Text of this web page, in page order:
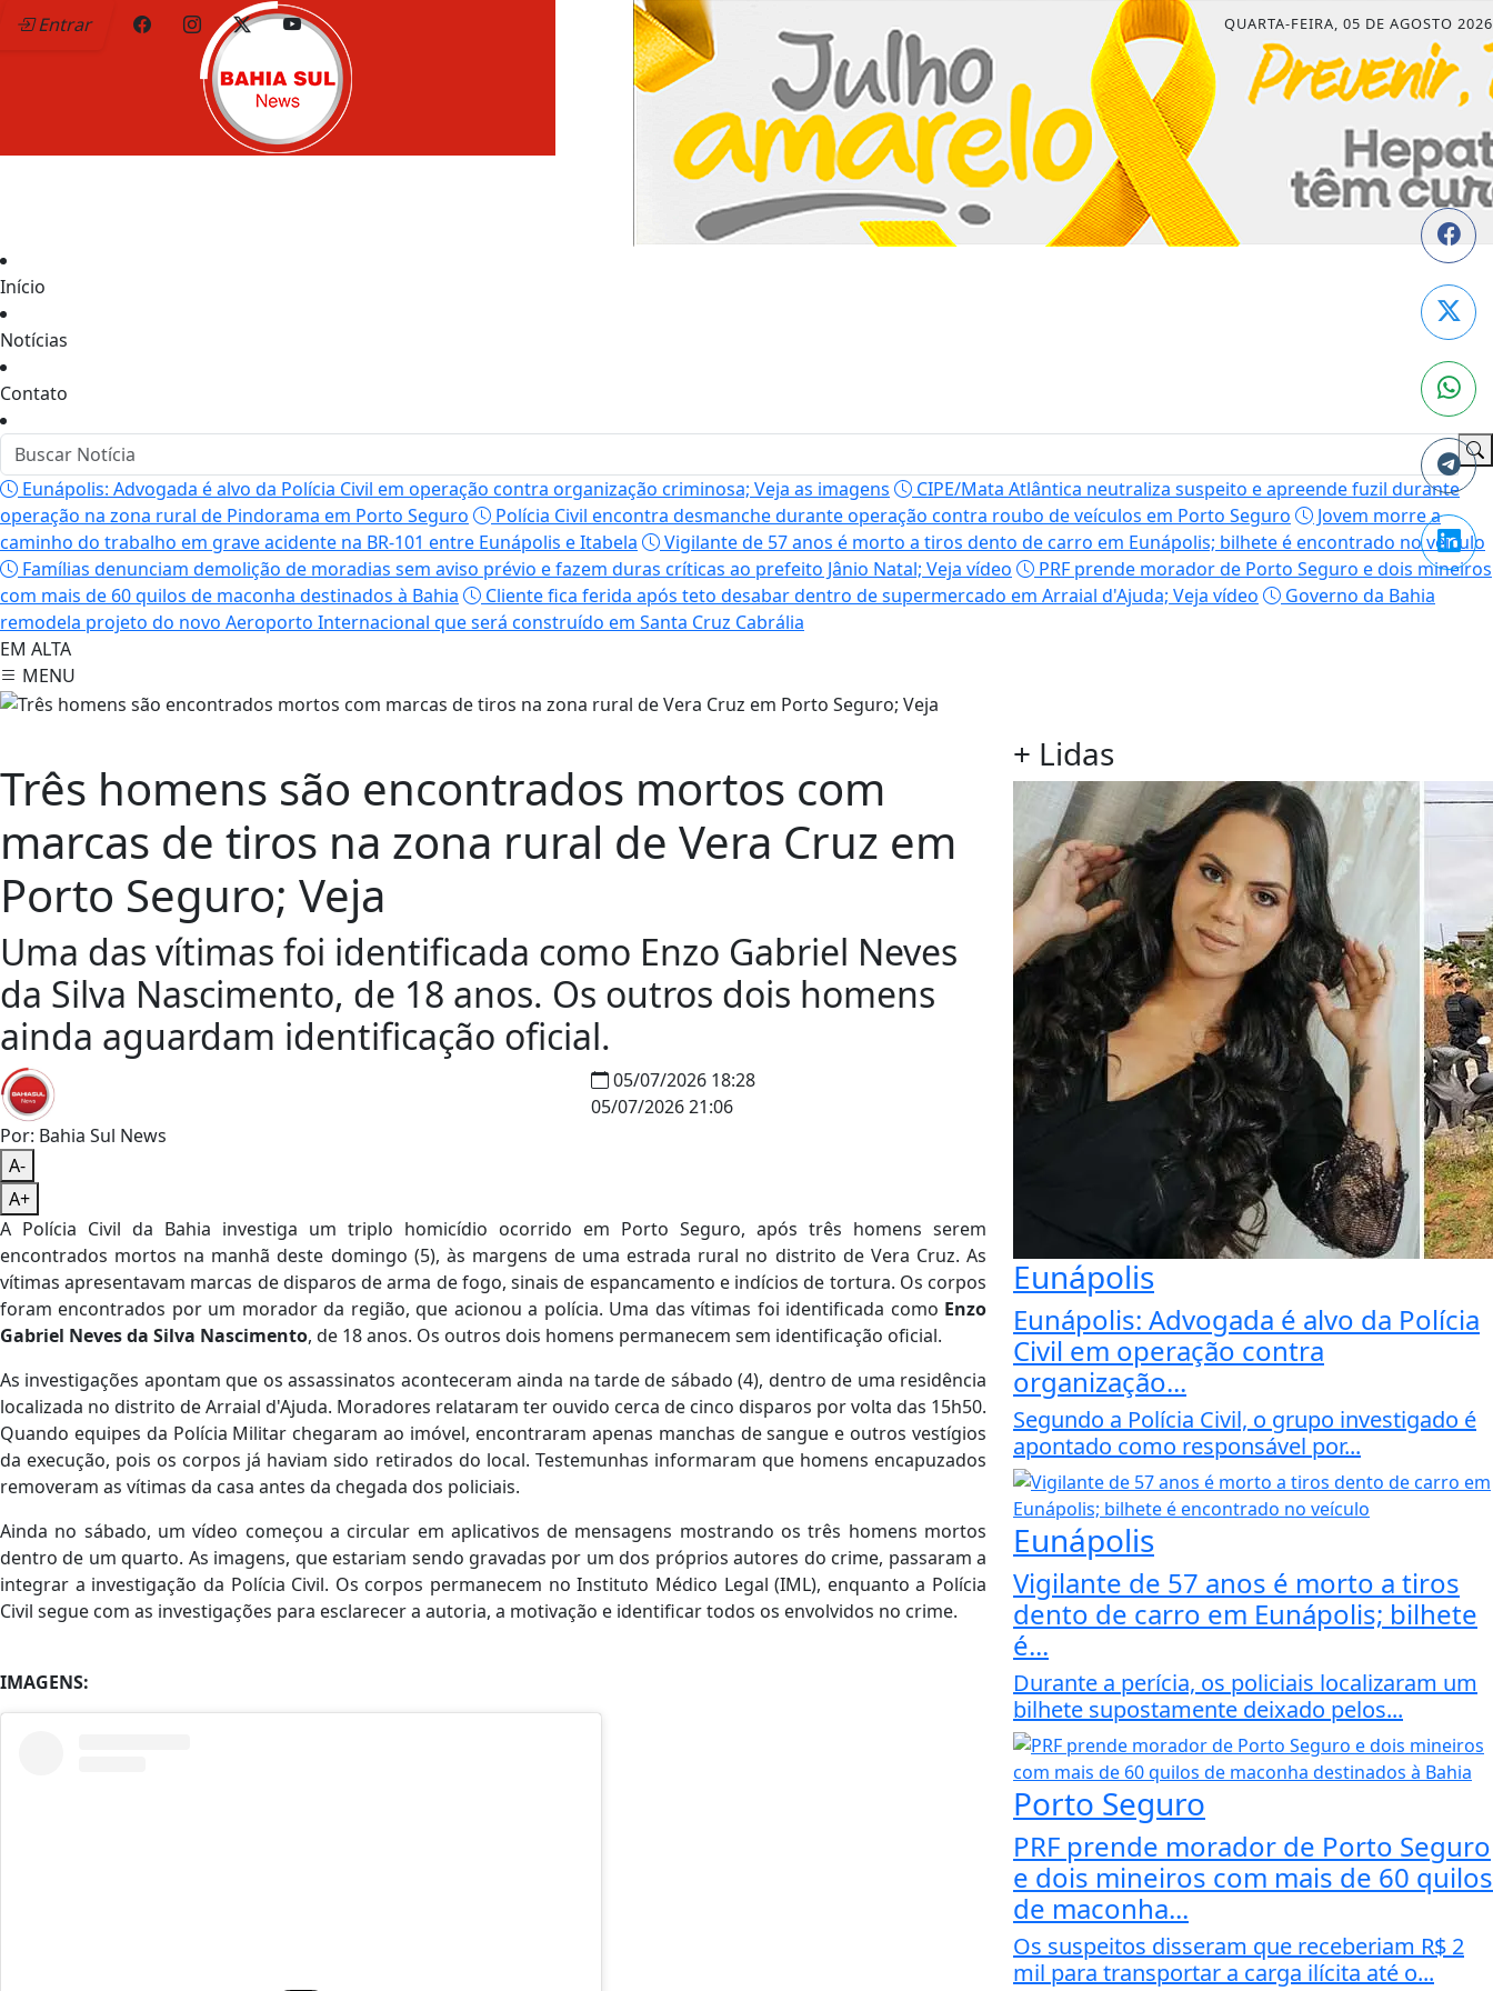
Entrar QUARTA-FEIRA, 05 DE AGOSTO 2026
Início
Notícias
Contato
Eunápolis: Advogada é alvo da Polícia Civil em operação contra organização criminosa; Veja as imagens
CIPE/Mata Atlântica neutraliza suspeito e apreende fuzil durante
operação na zona rural de Pindorama em Porto Seguro
Polícia Civil encontra desmanche durante operação contra roubo de veículos em Porto Seguro
Jovem morre a
caminho do trabalho em grave acidente na BR-101 entre Eunápolis e Itabela
Vigilante de 57 anos é morto a tiros dento de carro em Eunápolis; bilhete é encontrado no veículo
Famílias denunciam demolição de moradias sem aviso prévio e fazem duras críticas ao prefeito Jânio Natal; Veja vídeo
PRF prende morador de Porto Seguro e dois mineiros
com mais de 60 quilos de maconha destinados à Bahia
Cliente fica ferida após teto desabar dentro de supermercado em Arraial d'Ajuda; Veja vídeo
Governo da Bahia
remodela projeto do novo Aeroporto Internacional que será construído em Santa Cruz Cabrália
EM ALTA
MENU
Três homens são encontrados mortos com
marcas de tiros na zona rural de Vera Cruz em
Porto Seguro; Veja
Uma das vítimas foi identificada como Enzo Gabriel Neves
da Silva Nascimento, de 18 anos. Os outros dois homens
ainda aguardam identificação oficial.
Por: Bahia Sul News
05/07/2026 18:28
05/07/2026 21:06
A-
A+
A Polícia Civil da Bahia investiga um triplo homicídio ocorrido em Porto Seguro, após três homens serem
encontrados mortos na manhã deste domingo (5), às margens de uma estrada rural no distrito de Vera Cruz. As
vítimas apresentavam marcas de disparos de arma de fogo, sinais de espancamento e indícios de tortura. Os corpos
foram encontrados por um morador da região, que acionou a polícia. Uma das vítimas foi identificada como Enzo
Gabriel Neves da Silva Nascimento, de 18 anos. Os outros dois homens permanecem sem identificação oficial.
As investigações apontam que os assassinatos aconteceram ainda na tarde de sábado (4), dentro de uma residência
localizada no distrito de Arraial d'Ajuda. Moradores relataram ter ouvido cerca de cinco disparos por volta das 15h50.
Quando equipes da Polícia Militar chegaram ao imóvel, encontraram apenas manchas de sangue e outros vestígios
da execução, pois os corpos já haviam sido retirados do local. Testemunhas informaram que homens encapuzados
removeram as vítimas da casa antes da chegada dos policiais.
Ainda no sábado, um vídeo começou a circular em aplicativos de mensagens mostrando os três homens mortos
dentro de um quarto. As imagens, que estariam sendo gravadas por um dos próprios autores do crime, passaram a
integrar a investigação da Polícia Civil. Os corpos permanecem no Instituto Médico Legal (IML), enquanto a Polícia
Civil segue com as investigações para esclarecer a autoria, a motivação e identificar todos os envolvidos no crime.
IMAGENS:
+ Lidas
Eunápolis
Eunápolis: Advogada é alvo da Polícia
Civil em operação contra
organização...
Segundo a Polícia Civil, o grupo investigado é
apontado como responsável por...
Eunápolis
Vigilante de 57 anos é morto a tiros
dento de carro em Eunápolis; bilhete
é...
Durante a perícia, os policiais localizaram um
bilhete supostamente deixado pelos...
Porto Seguro
PRF prende morador de Porto Seguro
e dois mineiros com mais de 60 quilos
de maconha...
Os suspeitos disseram que receberiam R$ 2
mil para transportar a carga ilícita até o...